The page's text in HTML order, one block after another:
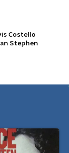
Costello
Stephen